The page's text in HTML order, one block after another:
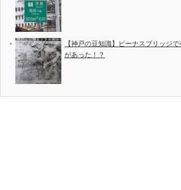
【神戸の豆知識】ビーナスブリッジ
があった！？